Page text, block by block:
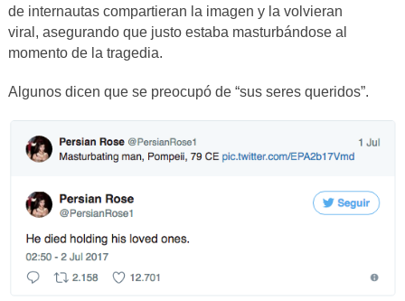
de internautas compartieran la imagen y la volvieran
viral, asegurando que justo estaba masturbándose al
momento de la tragedia.
Algunos dicen que se preocupó de “sus seres queridos”.